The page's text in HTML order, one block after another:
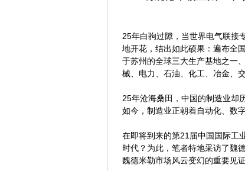
25年白驹过隙，当世界电气联接
地开花，结出如此硕果：遍布全
于苏州的全球三大生产基地之一
械、电力、石油、化工、冶金、
25年沧海桑田，中国的制造业却
如今，制造业正朝着自动化、数
在即将到来的第21届中国国际工
时代？为此，笔者特地采访了魏
魏德米勒市场风云变幻的重要见证